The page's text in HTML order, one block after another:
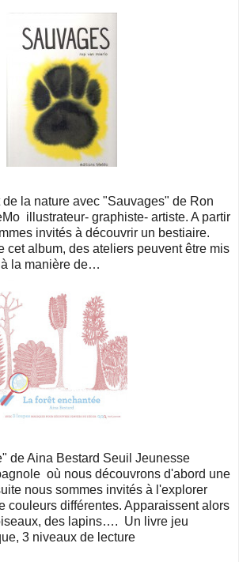
de la nature avec "Sauvages" de Ron
illustrateur- graphiste- artiste. A partir
invités à découvrir un bestiaire.
cet album, des ateliers peuvent être mis
la manière de…
de Aina Bestard Seuil Jeunesse
où nous découvrons d'abord une
nous sommes invités à l'explorer
couleurs différentes. Apparaissent alors
des lapins…. Un livre jeu
3 niveaux de lecture